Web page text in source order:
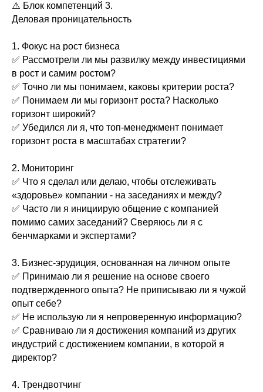
⚠️ Блок компетенций 3.
Деловая проницательность
1. Фокус на рост бизнеса
✅ Рассмотрели ли мы развилку между инвестициями
в рост и самим ростом?
✅ Точно ли мы понимаем, каковы критерии роста?
✅ Понимаем ли мы горизонт роста? Насколько
горизонт широкий?
✅ Убедился ли я, что топ-менеджмент понимает
горизонт роста в масштабах стратегии?
2. Мониторинг
✅ Что я сделал или делаю, чтобы отслеживать
«здоровье» компании - на заседаниях и между?
✅ Часто ли я инициирую общение с компанией
помимо самих заседаний? Сверяюсь ли я с
бенчмарками и экспертами?
3. Бизнес-эрудиция, основанная на личном опыте
✅ Принимаю ли я решение на основе своего
подтвержденного опыта? Не приписываю ли я чужой
опыт себе?
✅ Не использую ли я непроверенную информацию?
✅ Сравниваю ли я достижения компаний из других
индустрий с достижением компании, в которой я
директор?
4. Трендвотчинг